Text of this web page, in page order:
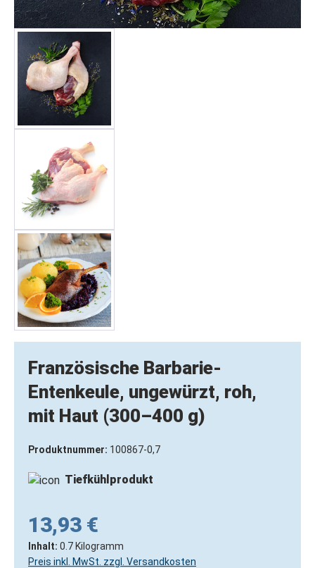
Französische Barbarie-
Entenkeule, ungewürzt, roh,
mit Haut (300–400 g)
Produktnummer: 100867-0,7
Tiefkühlprodukt
13,93 €
Inhalt: 0.7 Kilogramm
Preis inkl. MwSt. zzgl. Versandkosten